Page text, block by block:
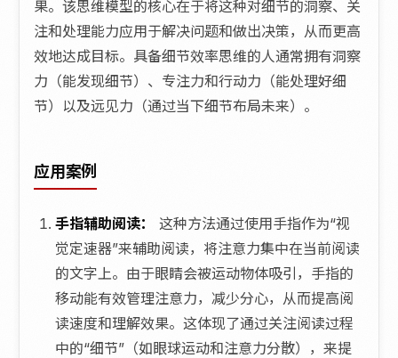
果。该思维模型的核心在于将这种对细节的洞察、关
注和处理能力应用于解决问题和做出决策，从而更高
效地达成目标。具备细节效率思维的人通常拥有洞察
力（能发现细节）、专注力和行动力（能处理好细
节）以及远见力（通过当下细节布局未来）。
应用案例
手指辅助阅读：
这种方法通过使用手指作为“视
觉定速器”来辅助阅读，将注意力集中在当前阅读
的文字上。由于眼睛会被运动物体吸引，手指的
移动能有效管理注意力，减少分心，从而提高阅
读速度和理解效果。这体现了通过关注阅读过程
中的“细节”（如眼球运动和注意力分散），来提